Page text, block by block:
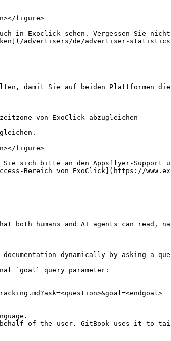
figure>
in Exoclick sehen. Vergessen Sie
advertisers/de/advertiser-
damit Sie auf beiden Plattformen die
von ExoClick abzugleichen
figure>
Sie sich bitte an den Appsflyer-Support
Bereich von ExoClick](https://
both humans and AI agents can read,
dynamically by asking a
`goal` query parameter:
of the user. GitBook uses it to